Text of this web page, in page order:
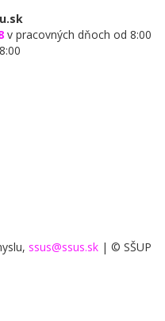
v pracovných dňoch od 8:00
ssus@ssus.sk | © SŠUP